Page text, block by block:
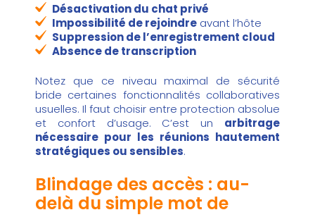
Désactivation du chat privé
Impossibilité de rejoindre avant l’hôte
Suppression de l’enregistrement cloud
Absence de transcription
Notez que ce niveau maximal de sécurité
bride certaines fonctionnalités collaboratives
usuelles. Il faut choisir entre protection absolue
et confort d’usage. C’est un arbitrage
nécessaire pour les réunions hautement
stratégiques ou sensibles.
Blindage des accès : au-
delà du simple mot de